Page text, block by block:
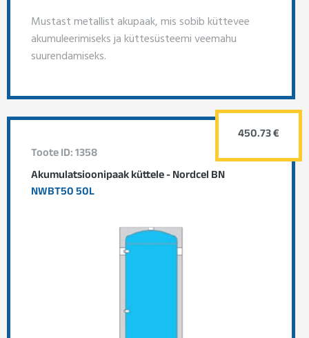
Mustast metallist akupaak, mis sobib küttevee
akumuleerimiseks ja küttesüsteemi veemahu
suurendamiseks.
Toote ID: 1358
Akumulatsioonipaak küttele - Nordcel BN
NWBT50 50L
450.73 €